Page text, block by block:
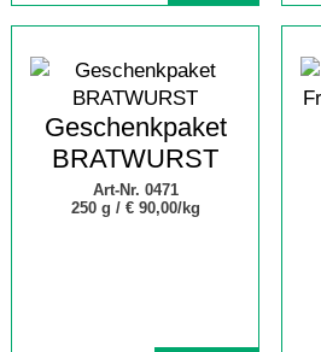
Geschenkpaket
BRATWURST
Art-Nr. 0471
250 g / € 90,00/kg